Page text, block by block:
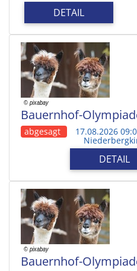
DETAIL
Bauernhof-
abgesagt 17.08.2026
DETAIL
Bauernhof-